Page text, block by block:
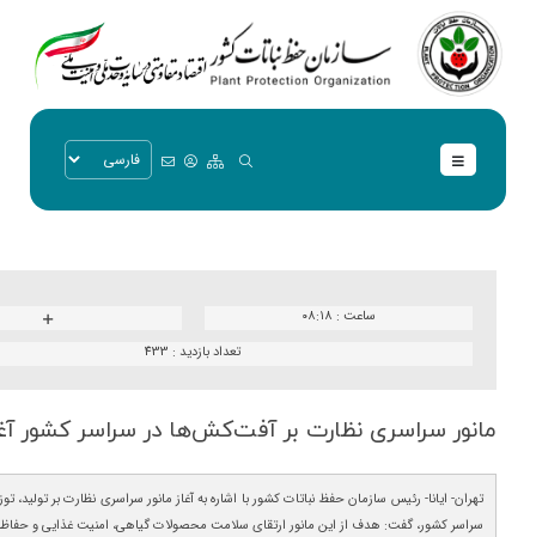
ساعت : ۰۸:۱۸
تعداد بازدید : 433
مانور سراسری نظارت بر آفت‌كش‌ها در سراسر كشور
تهران- ایانا- رئیس سازمان حفظ نباتات کشور با اشاره به آغاز مانور سراسری نظارت بر
سراسر کشور، گفت: هدف از این مانور ارتقای سلامت محصولات گیاهی، امنیت غذایی و